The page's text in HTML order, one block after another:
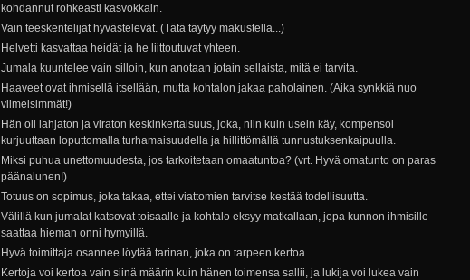
kohdannut rohkeasti kasvokkain.
Vain teeskentelijät hyvästelevät. (Tätä täytyy makustella...)
Helvetti kasvattaa heidät ja he liittoutuvat yhteen.
Jumala kuuntelee vain silloin, kun anotaan jotain sellaista, mitä ei tarvita.
Haaveet ovat ihmisellä itsellään, mutta kohtalon jakaa paholainen. (Aika synkkiä nuo
viimeisimmät!)
Hän oli lahjaton ja viraton keskinkertaisuus, joka, niin kuin usein käy, kompensoi
kurjuuttaan loputtomalla turhamaisuudella ja hillittömällä tunnustuksenkaipuulla.
Miksi puhua unettomuudesta, jos tarkoitetaan omaatuntoa? (vrt. Hyvä omatunto on paras
päänalunen!)
Totuus on sopimus, joka takaa, ettei viattomien tarvitse kestää todellisuutta.
Välillä kun jumalat katsovat toisaalle ja kohtalo eksyy matkallaan, jopa kunnon ihmisille
saattaa hieman onni hymyillä.
Hyvä toimittaja osannee löytää tarinan, joka on tarpeen kertoa...
Kertoja voi kertoa vain siinä määrin kuin hänen toimensa sallii, ja lukija voi lukea vain